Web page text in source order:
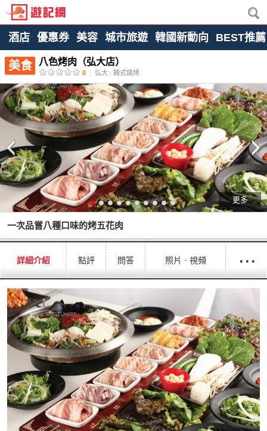
酒店 優惠券 美容 城市旅遊 韓國新動向 BEST推薦
美食 八色烤肉（弘大店）
0 | 弘大 | 韓式燒烤
更多
一次品嘗八種口味的烤五花肉
詳細介紹 點評 問答 照片ㆍ視頻 ···